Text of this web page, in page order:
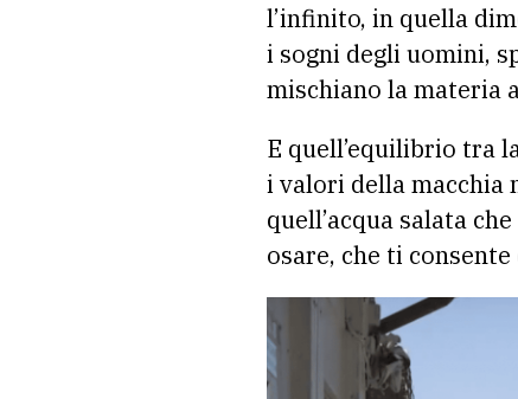
l’infinito, in quella
i sogni degli uomini,
mischiano la materia
E quell’equilibrio tra
i valori della macchia
quell’acqua salata
osare, che ti